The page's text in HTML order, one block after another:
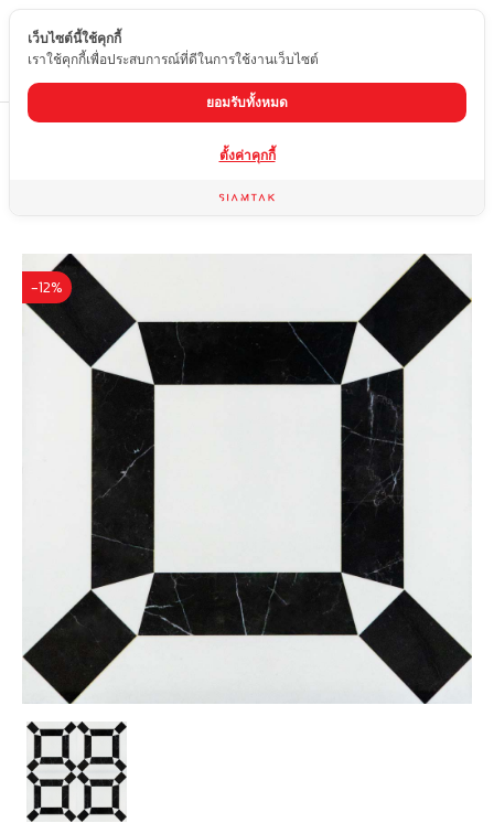
TH
แพทเทิร์นหินอ่อน Water Jet
-12%
เว็บไซต์นี้ใช้คุกกี้
เราใช้คุกกี้เพื่อประสบการณ์ที่ดีในการใช้งานเว็บไซต์
ยอมรับทั้งหมด
ตั้งค่าคุกกี้